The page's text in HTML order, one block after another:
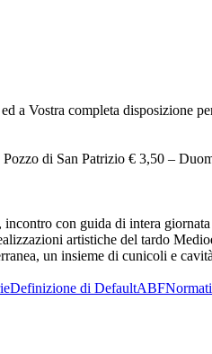
a Vostra completa disposizione
di San Patrizio € 3,50 –
con guida di intera
artistiche del tardo
un insieme di cunicoli e
Definizione di DefaultABF